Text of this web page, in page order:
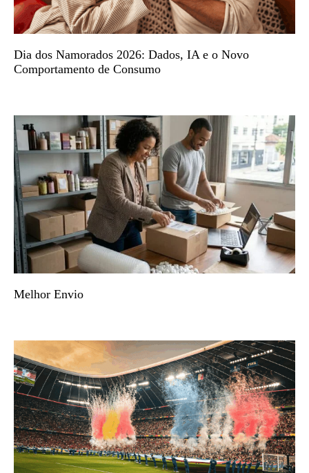
Dia dos Namorados 2026: Dados, IA e o Novo
Comportamento de Consumo
Melhor Envio